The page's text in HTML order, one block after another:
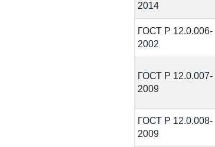
2014
ГОСТ Р 12.0.006-
2002
ГОСТ Р 12.0.007-
2009
ГОСТ Р 12.0.008-
2009